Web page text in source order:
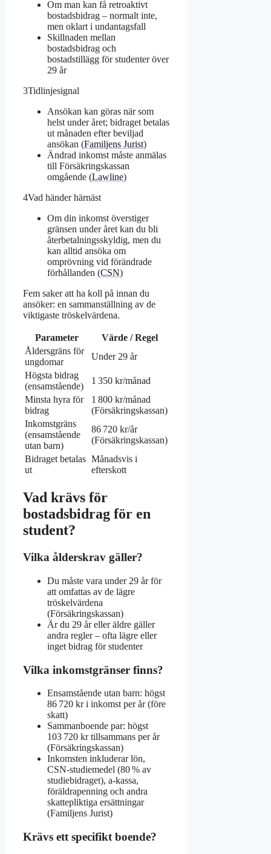
Om man kan få retroaktivt
bostadsbidrag – normalt inte,
men oklart i undantagsfall
Skillnaden mellan
bostadsbidrag och
bostadstillägg för studenter över
29 år
3Tidlinjesignal
Ansökan kan göras när som
helst under året; bidraget betalas
ut månaden efter beviljad
ansökan (Familjens Jurist)
Ändrad inkomst måste anmälas
till Försäkringskassan
omgående (Lawline)
4Vad händer härnäst
Om din inkomst överstiger
gränsen under året kan du bli
återbetalningsskyldig, men du
kan alltid ansöka om
omprövning vid förändrade
förhållanden (CSN)
Fem saker att ha koll på innan du
ansöker: en sammanställning av de
viktigaste tröskelvärdena.
Parameter
Värde / Regel
Åldersgräns för
ungdomar
Under 29 år
Högsta bidrag
(ensamstående)
1 350 kr/månad
Minsta hyra för
bidrag
1 800 kr/månad
(Försäkringskassan)
Inkomstgräns
(ensamstående
utan barn)
86 720 kr/år
(Försäkringskassan)
Bidraget betalas
ut
Månadsvis i
efterskott
Vad krävs för
bostadsbidrag för en
student?
Vilka ålderskrav gäller?
Du måste vara under 29 år för
att omfattas av de lägre
tröskelvärdena
(Försäkringskassan)
Är du 29 år eller äldre gäller
andra regler – ofta lägre eller
inget bidrag för studenter
Vilka inkomstgränser finns?
Ensamstående utan barn: högst
86 720 kr i inkomst per år (före
skatt)
Sammanboende par: högst
103 720 kr tillsammans per år
(Försäkringskassan)
Inkomsten inkluderar lön,
CSN-studiemedel (80 % av
studiebidraget), a‑kassa,
föräldrapenning och andra
skattepliktiga ersättningar
(Familjens Jurist)
Krävs ett specifikt boende?